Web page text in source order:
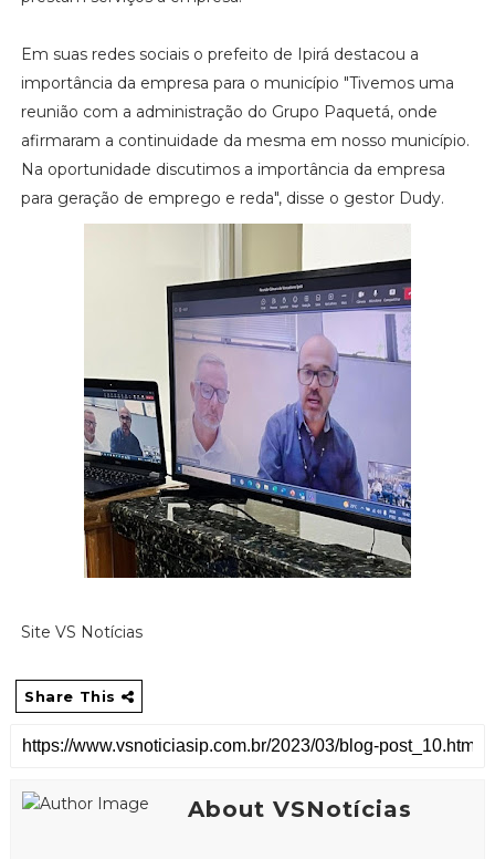
Em suas redes sociais o prefeito de Ipirá destacou a
importância da empresa para o município "Tivemos uma
reunião com a administração do Grupo Paquetá, onde
afirmaram a continuidade da mesma em nosso município.
Na oportunidade discutimos a importância da empresa
para geração de emprego e reda", disse o gestor Dudy.
Site VS Notícias
Share This
About VSNotícias